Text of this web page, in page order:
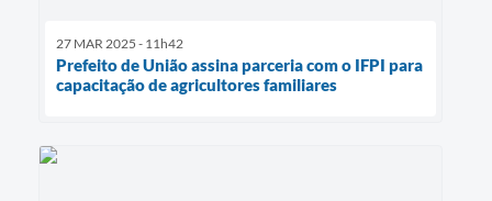
27 MAR 2025 - 11h42
Prefeito de União assina parceria com o IFPI para
capacitação de agricultores familiares